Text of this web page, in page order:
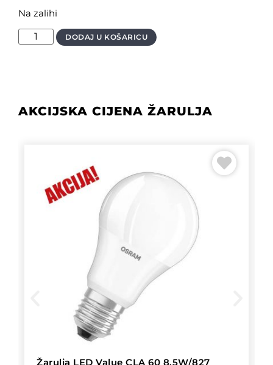
Na zalihi
DODAJ U KOŠARICU
AKCIJSKA CIJENA ŽARULJA
Žarulja LED Value CLA 60 8,5W/827